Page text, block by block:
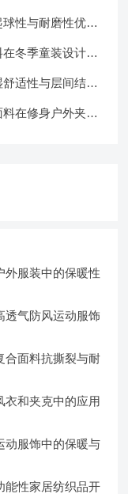
性与耐磨性优化
冬季童装设计中
适性与层间结合
在修身户外夹克
外服装中的保暖性
透气防风运动服饰
合面料抗撕裂与耐
衣和夹克中的应用
动服饰中的保暖与
能性家居纺织品开